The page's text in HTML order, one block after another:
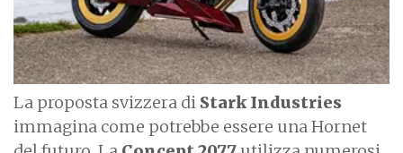
La proposta svizzera di Stark Industries
immagina come potrebbe essere una Hornet